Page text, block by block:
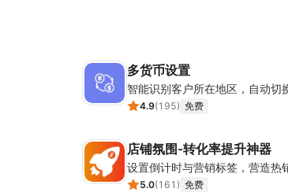
多货币设置
智能识别客户所在地区，自动切
4.9(195) 免费
店铺氛围-转化率提升神器
5.0(161 ) 免费